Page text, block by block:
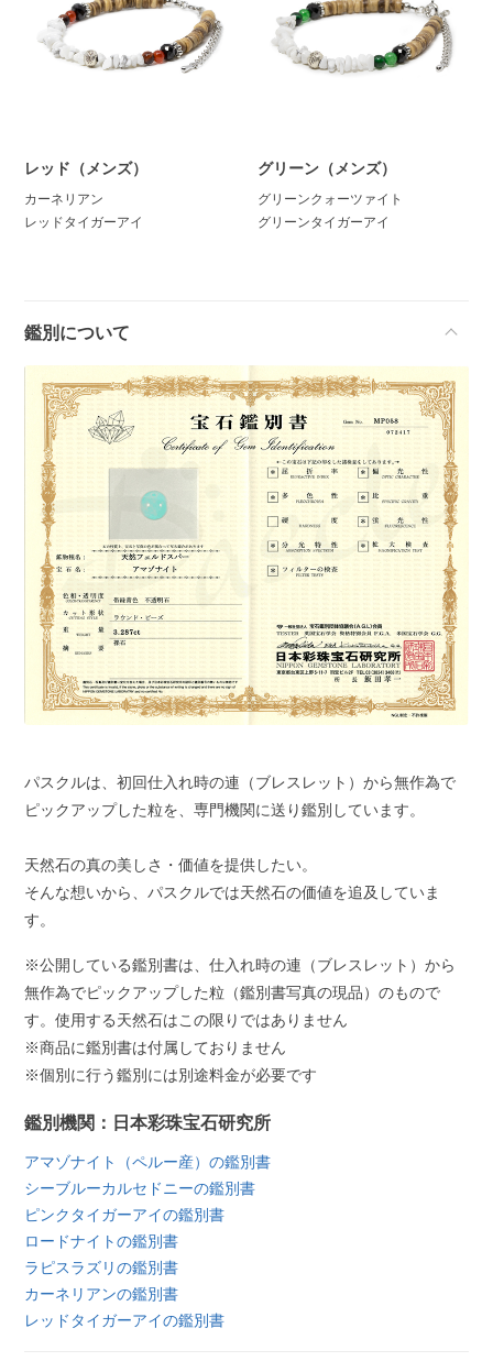
レッド（メンズ）
カーネリアン
レッドタイガーアイ
グリーン（メンズ）
グリーンクォーツァイト
グリーンタイガーアイ
鑑別について
パスクルは、初回仕入れ時の連（ブレスレット）から無作為で
ピックアップした粒を、専門機関に送り鑑別しています。
天然石の真の美しさ・価値を提供したい。
そんな想いから、パスクルでは天然石の価値を追及していま
す。
※公開している鑑別書は、仕入れ時の連（ブレスレット）から
無作為でピックアップした粒（鑑別書写真の現品）のもので
す。使用する天然石はこの限りではありません
※商品に鑑別書は付属しておりません
※個別に行う鑑別には別途料金が必要です
鑑別機関：日本彩珠宝石研究所
アマゾナイト（ペルー産）の鑑別書
シーブルーカルセドニーの鑑別書
ピンクタイガーアイの鑑別書
ロードナイトの鑑別書
ラピスラズリの鑑別書
カーネリアンの鑑別書
レッドタイガーアイの鑑別書